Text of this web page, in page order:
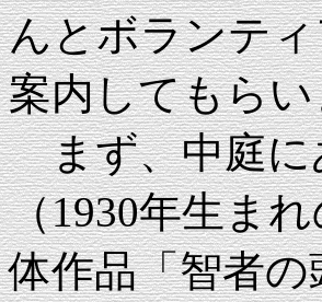
んとボランテ
案内してもら
まず、中庭に
（1930年生ま
体作品「智者の